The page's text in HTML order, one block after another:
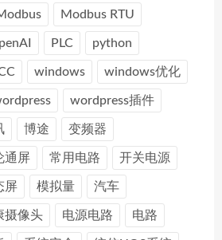
Modbus RTU
PLC python
windows windows优化
wordpress插件
博途 变频器
通屏 常用电路 开关电源
屏 模拟量 汽车
摄像头 电源电路 电路